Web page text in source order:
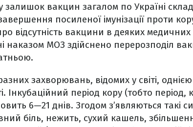
залишок вакцин загалом по Україні
посиленої імунізації проти
відсутність вакцини в деяких медичних
наказом МОЗ здійснено перерозподіл
захворювань, відомих у світі,
Інкубаційний період кору (тобто
6—21 днів. Згодом з’являються такі
біль, нежить, сухий кашель,